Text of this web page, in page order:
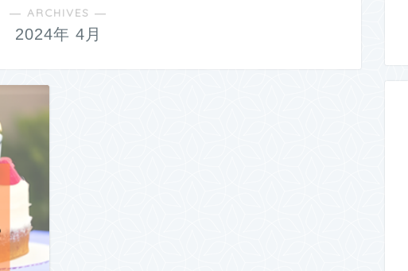
― ARCHIVES ―
2024年 4月